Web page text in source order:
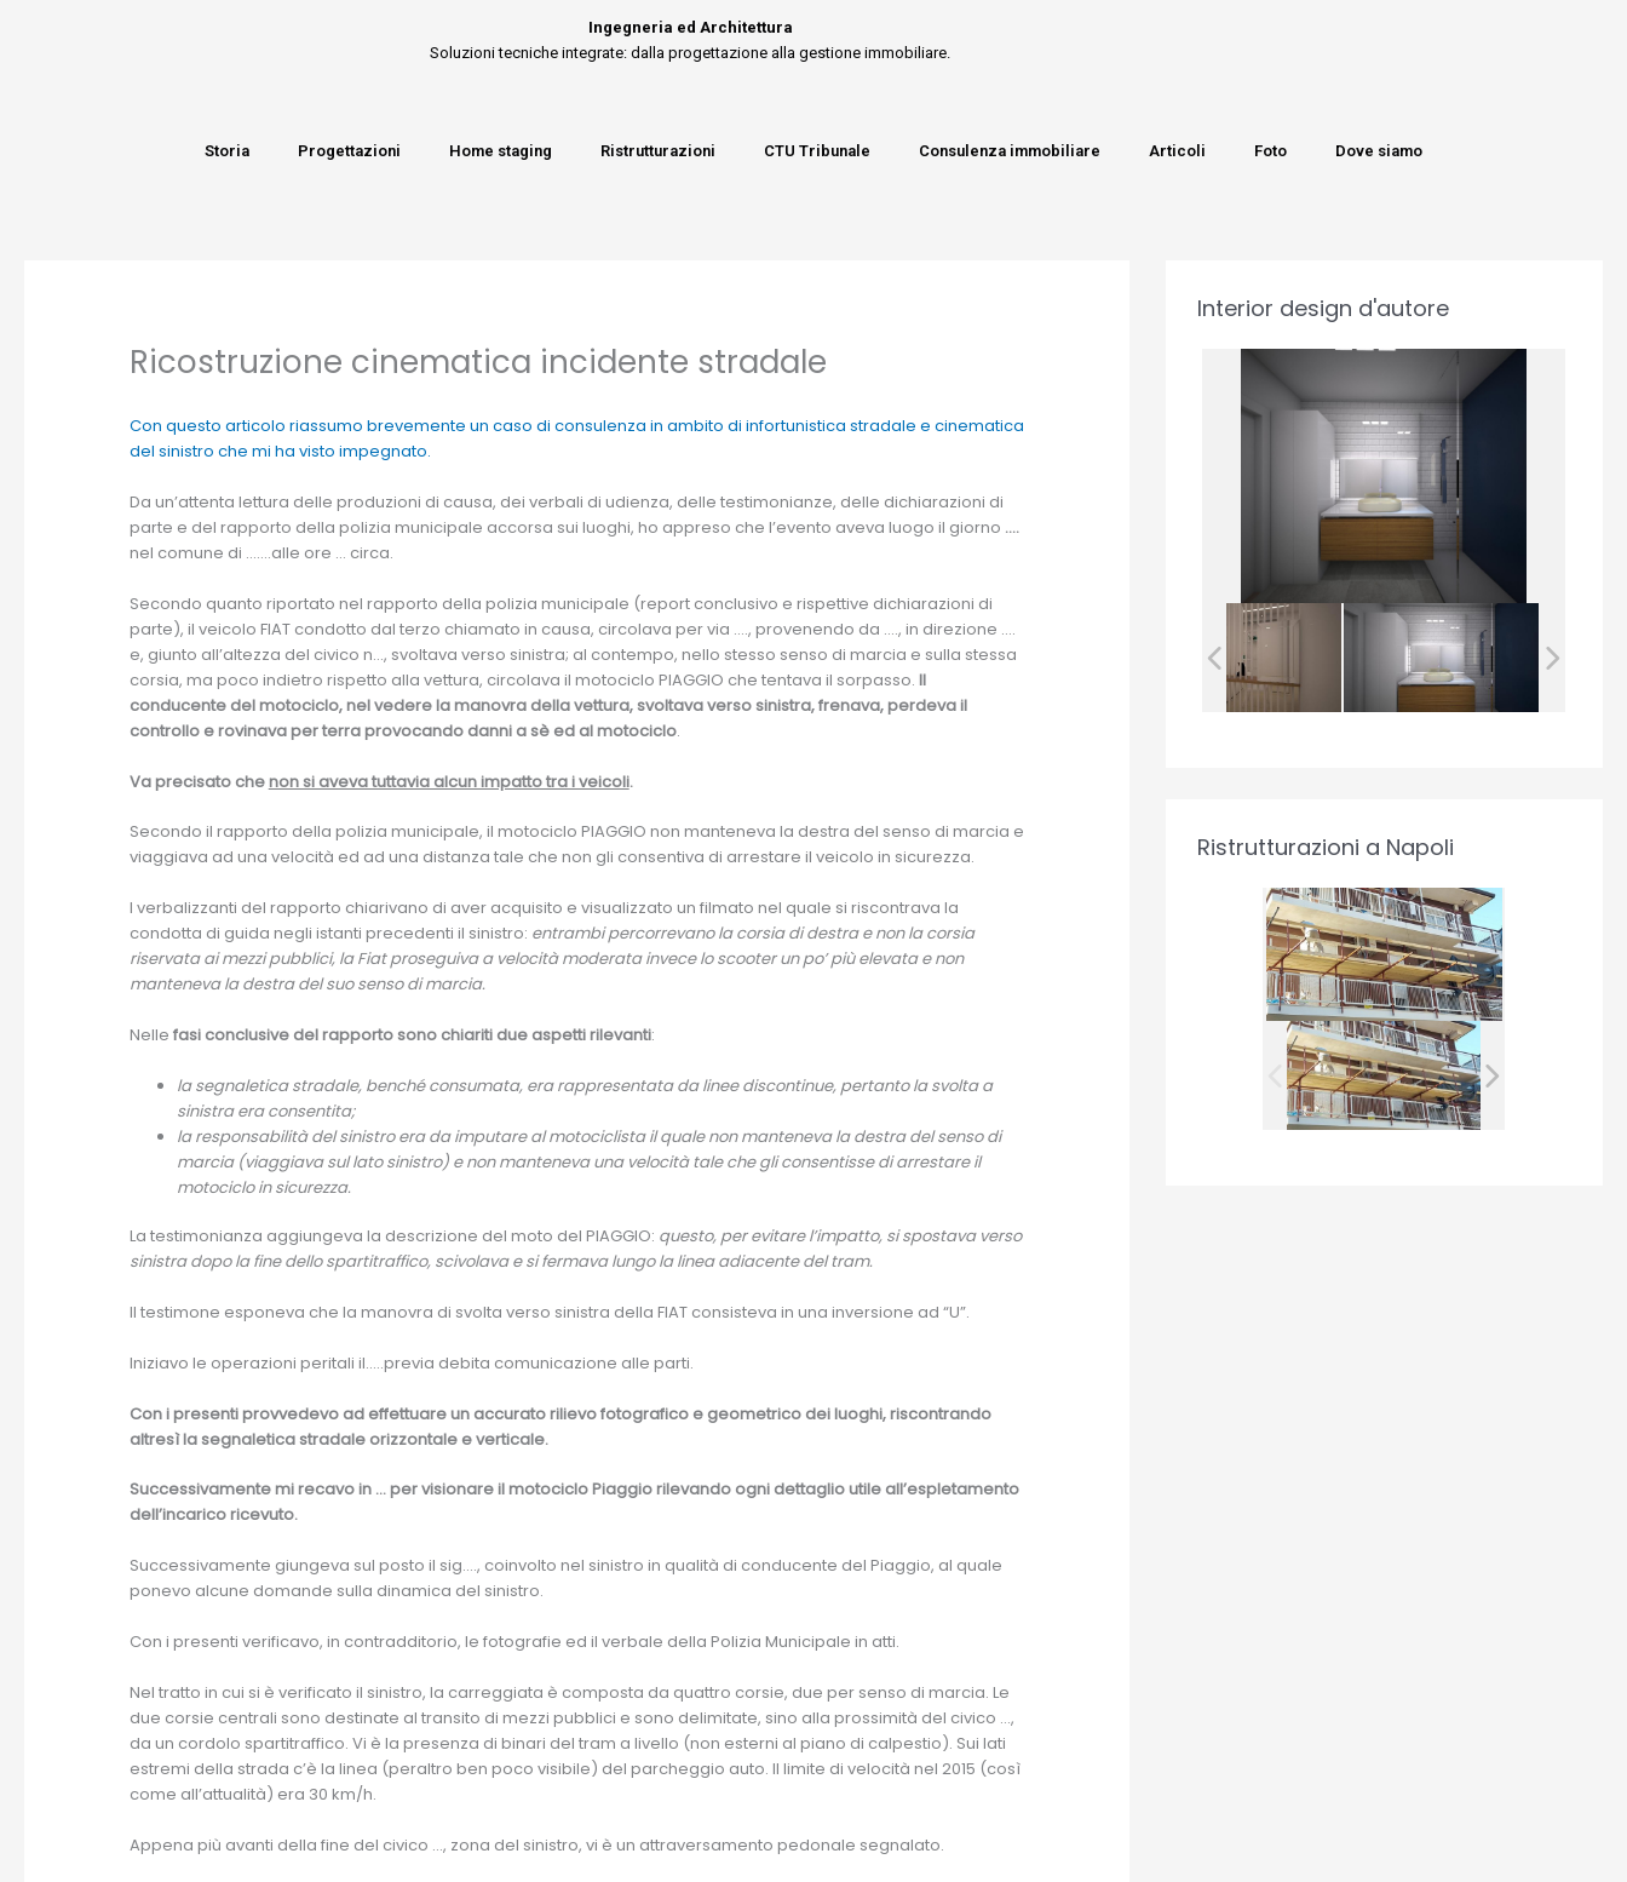
Ingegneria ed Architettura
Soluzioni tecniche integrate: dalla progettazione alla gestione immobiliare.
Storia Progettazioni Home staging Ristrutturazioni CTU Tribunale Consulenza immobiliare Articoli Foto Dove siamo
Ricostruzione cinematica incidente stradale
Con questo articolo riassumo brevemente un caso di consulenza in ambito di infortunistica stradale e cinematica
del sinistro che mi ha visto impegnato.
Da un’attenta lettura delle produzioni di causa, dei verbali di udienza, delle testimonianze, delle dichiarazioni di
parte e del rapporto della polizia municipale accorsa sui luoghi, ho appreso che l’evento aveva luogo il giorno ….
nel comune di …….alle ore … circa.
Secondo quanto riportato nel rapporto della polizia municipale (report conclusivo e rispettive dichiarazioni di
parte), il veicolo FIAT condotto dal terzo chiamato in causa, circolava per via …., provenendo da …., in direzione ….
e, giunto all’altezza del civico n…, svoltava verso sinistra; al contempo, nello stesso senso di marcia e sulla stessa
corsia, ma poco indietro rispetto alla vettura, circolava il motociclo PIAGGIO che tentava il sorpasso. Il
conducente del motociclo, nel vedere la manovra della vettura, svoltava verso sinistra, frenava, perdeva il
controllo e rovinava per terra provocando danni a sè ed al motociclo.
Va precisato chenon si aveva tuttavia alcun impatto tra i veicoli.
Secondo il rapporto della polizia municipale, il motociclo PIAGGIO non manteneva la destra del senso di marcia e
viaggiava ad una velocità ed ad una distanza tale che non gli consentiva di arrestare il veicolo in sicurezza.
I verbalizzanti del rapporto chiarivano di aver acquisito e visualizzato un filmato nel quale si riscontrava la
condotta di guida negli istanti precedenti il sinistro: entrambi percorrevano la corsia di destra e non la corsia
riservata ai mezzi pubblici, la Fiat proseguiva a velocità moderata invece lo scooter un po’ più elevata e non
manteneva la destra del suo senso di marcia.
Nelle fasi conclusive del rapporto sono chiariti due aspetti rilevanti:
la segnaletica stradale, benché consumata, era rappresentata da linee discontinue, pertanto la svolta a
sinistra era consentita;
la responsabilità del sinistro era da imputare al motociclista il quale non manteneva la destra del senso di
marcia (viaggiava sul lato sinistro) e non manteneva una velocità tale che gli consentisse di arrestare il
motociclo in sicurezza.
La testimonianza aggiungeva la descrizione del moto del PIAGGIO: questo, per evitare l’impatto, si spostava verso
sinistra dopo la fine dello spartitraffico, scivolava e si fermava lungo la linea adiacente del tram.
Il testimone esponeva che la manovra di svolta verso sinistra della FIAT consisteva in una inversione ad “U”.
Iniziavo le operazioni peritali il…..previa debita comunicazione alle parti.
Con i presenti provvedevo ad effettuare un accurato rilievo fotografico e geometrico dei luoghi, riscontrando
altresì la segnaletica stradale orizzontale e verticale.
Successivamente mi recavo in … per visionare il motociclo Piaggio rilevando ogni dettaglio utile all’espletamento
dell’incarico ricevuto.
Successivamente giungeva sul posto il sig…., coinvolto nel sinistro in qualità di conducente del Piaggio, al quale
ponevo alcune domande sulla dinamica del sinistro.
Con i presenti verificavo, in contradditorio, le fotografie ed il verbale della Polizia Municipale in atti.
Nel tratto in cui si è verificato il sinistro, la carreggiata è composta da quattro corsie, due per senso di marcia. Le
due corsie centrali sono destinate al transito di mezzi pubblici e sono delimitate, sino alla prossimità del civico …,
da un cordolo spartitraffico. Vi è la presenza di binari del tram a livello (non esterni al piano di calpestio). Sui lati
estremi della strada c’è la linea (peraltro ben poco visibile) del parcheggio auto. Il limite di velocità nel 2015 (così
come all’attualità) era 30 km/h.
Appena più avanti della fine del civico …, zona del sinistro, vi è un attraversamento pedonale segnalato.
Interior design d'autore
Ristrutturazioni a Napoli